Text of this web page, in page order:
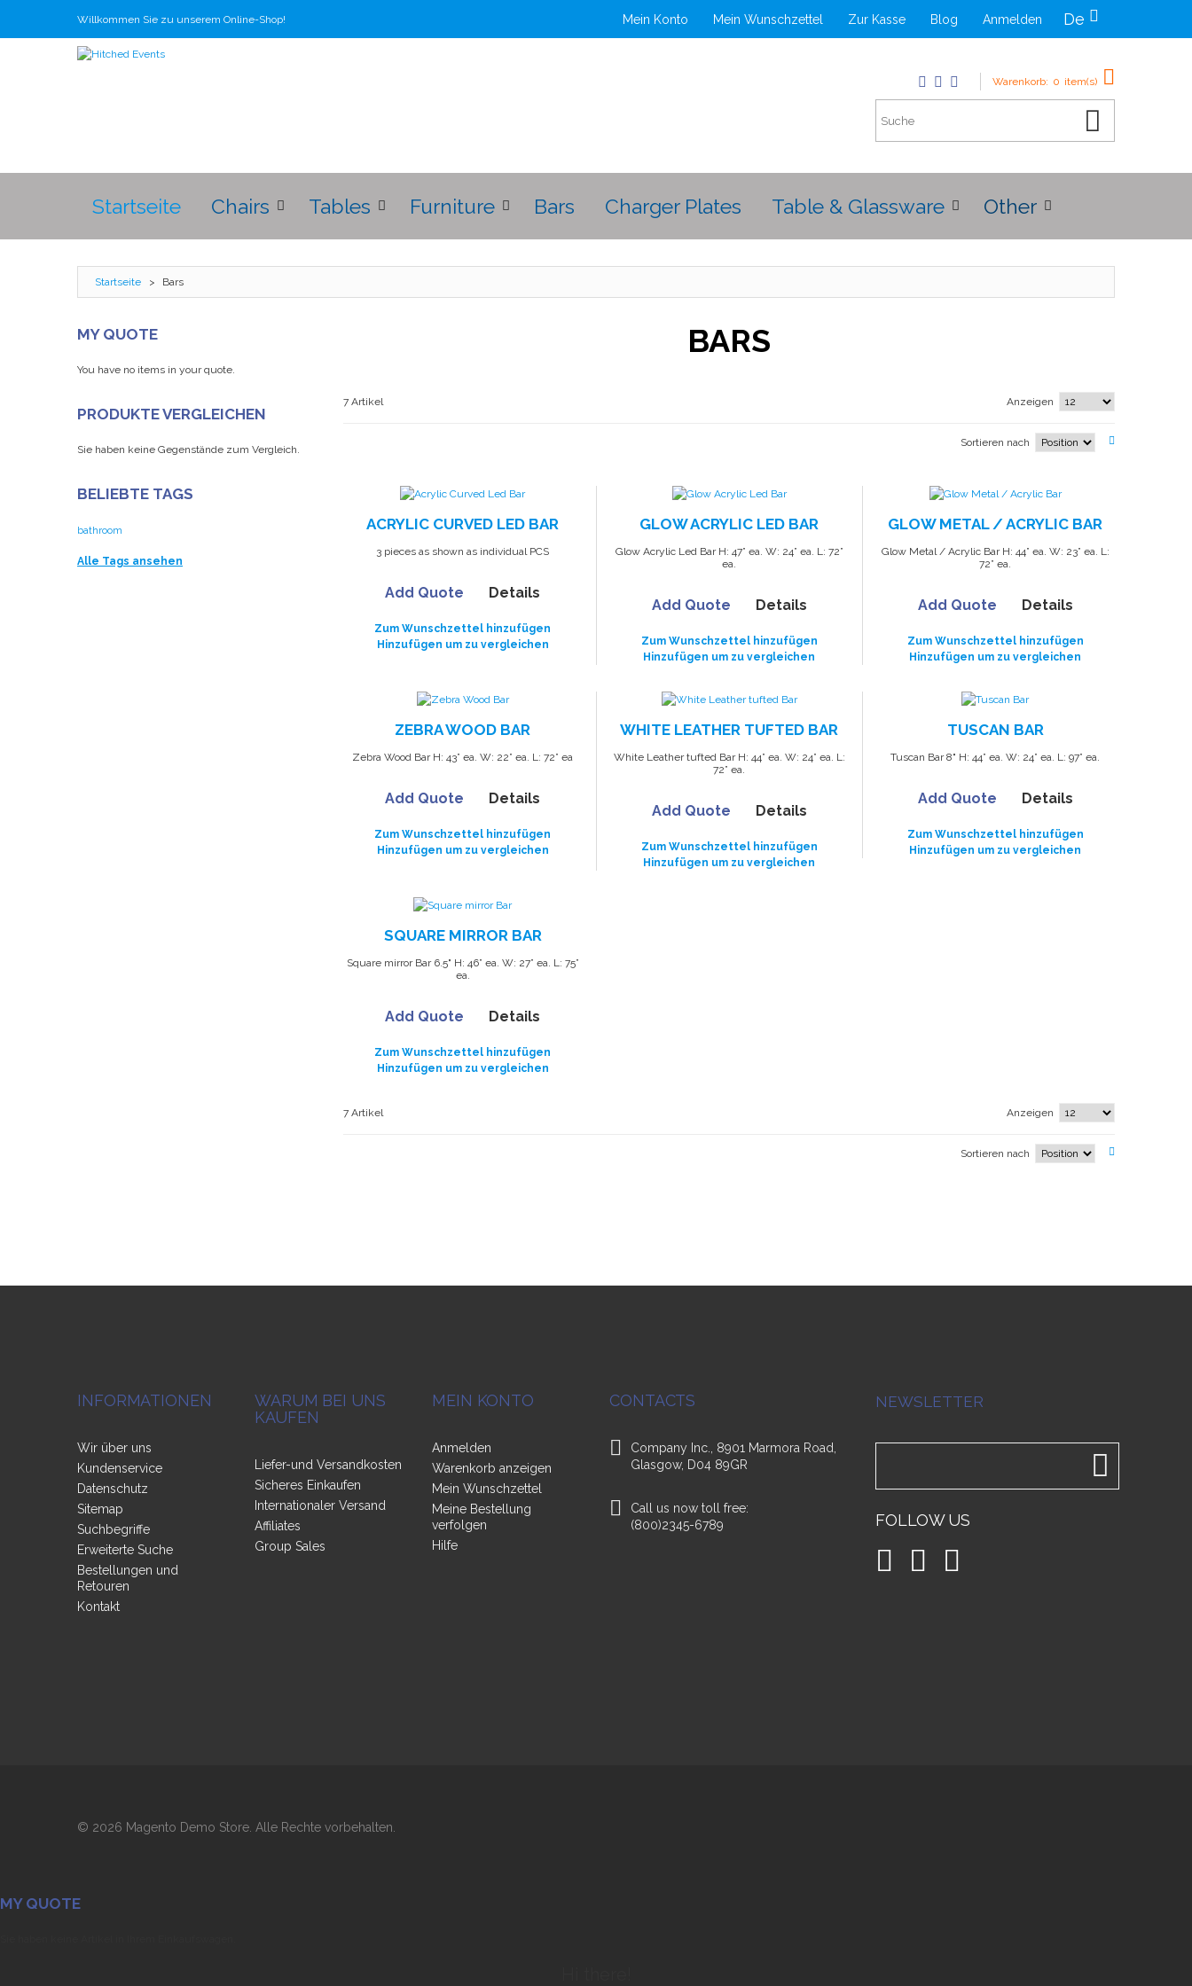
Willkommen Sie zu unserem Online-Shop! De
Mein Konto Mein Wunschzettel Zur Kasse Blog Anmelden
Warenkorb: 0 item(s)
Startseite Chairs Tables Furniture Bars Charger Plates Table & Glassware Other
Startseite > Bars
BARS
7 Artikel Anzeigen
Sortieren nach
ACRYLIC CURVED LED BAR
3 pieces as shown as individual PCS
Add Quote Details
Zum Wunschzettel hinzufügen
Hinzufügen um zu vergleichen
GLOW ACRYLIC LED BAR
Glow Acrylic Led Bar H: 47” ea. W: 24” ea. L: 72”
ea.
Add Quote Details
Zum Wunschzettel hinzufügen
Hinzufügen um zu vergleichen
GLOW METAL / ACRYLIC BAR
Glow Metal / Acrylic Bar H: 44” ea. W: 23” ea. L:
72” ea.
Add Quote Details
Zum Wunschzettel hinzufügen
Hinzufügen um zu vergleichen
ZEBRA WOOD BAR
Zebra Wood Bar H: 43” ea. W: 22” ea. L: 72” ea
Add Quote Details
Zum Wunschzettel hinzufügen
Hinzufügen um zu vergleichen
WHITE LEATHER TUFTED BAR
White Leather tufted Bar H: 44” ea. W: 24” ea. L:
72” ea.
Add Quote Details
Zum Wunschzettel hinzufügen
Hinzufügen um zu vergleichen
TUSCAN BAR
Tuscan Bar 8" H: 44” ea. W: 24” ea. L: 97” ea.
Add Quote Details
Zum Wunschzettel hinzufügen
Hinzufügen um zu vergleichen
SQUARE MIRROR BAR
Square mirror Bar 6.5" H: 46” ea. W: 27” ea. L: 75”
ea.
Add Quote Details
Zum Wunschzettel hinzufügen
Hinzufügen um zu vergleichen
7 Artikel Anzeigen
Sortieren nach
MY QUOTE
You have no items in your quote.
PRODUKTE VERGLEICHEN
Sie haben keine Gegenstände zum Vergleich.
BELIEBTE TAGS
bathroom
Alle Tags ansehen
INFORMATIONEN
Wir über uns
Kundenservice
Datenschutz
Sitemap
Suchbegriffe
Erweiterte Suche
Bestellungen und
Retouren
Kontakt
WARUM BEI UNS
KAUFEN
Liefer-und Versandkosten
Sicheres Einkaufen
Internationaler Versand
Affiliates
Group Sales
MEIN KONTO
Anmelden
Warenkorb anzeigen
Mein Wunschzettel
Meine Bestellung
verfolgen
Hilfe
CONTACTS
Company Inc., 8901 Marmora Road,
Glasgow, D04 89GR
Call us now toll free:
(800)2345-6789
NEWSLETTER
FOLLOW US
© 2026 Magento Demo Store. Alle Rechte vorbehalten.
MY QUOTE